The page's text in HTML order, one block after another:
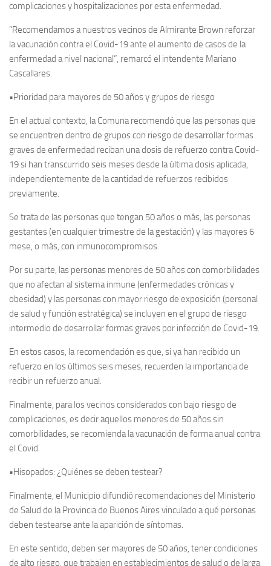
complicaciones y hospitalizaciones por esta enfermedad.
“Recomendamos a nuestros vecinos de Almirante Brown reforzar
la vacunación contra el Covid-19 ante el aumento de casos de la
enfermedad a nivel nacional”, remarcó el intendente Mariano
Cascallares.
•Prioridad para mayores de 50 años y grupos de riesgo
En el actual contexto, la Comuna recomendó que las personas que
se encuentren dentro de grupos con riesgo de desarrollar formas
graves de enfermedad reciban una dosis de refuerzo contra Covid-
19 si han transcurrido seis meses desde la última dosis aplicada,
independientemente de la cantidad de refuerzos recibidos
previamente.
Se trata de las personas que tengan 50 años o más, las personas
gestantes (en cualquier trimestre de la gestación) y las mayores 6
mese, o más, con inmunocompromisos.
Por su parte, las personas menores de 50 años con comorbilidades
que no afectan al sistema inmune (enfermedades crónicas y
obesidad) y las personas con mayor riesgo de exposición (personal
de salud y función estratégica) se incluyen en el grupo de riesgo
intermedio de desarrollar formas graves por infección de Covid-19.
En estos casos, la recomendación es que, si ya han recibido un
refuerzo en los últimos seis meses, recuerden la importancia de
recibir un refuerzo anual.
Finalmente, para los vecinos considerados con bajo riesgo de
complicaciones, es decir aquellos menores de 50 años sin
comorbilidades, se recomienda la vacunación de forma anual contra
el Covid.
•Hisopados: ¿Quiénes se deben testear?
Finalmente, el Municipio difundió recomendaciones del Ministerio
de Salud de la Provincia de Buenos Aires vinculado a qué personas
deben testearse ante la aparición de síntomas.
En este sentido, deben ser mayores de 50 años, tener condiciones
de alto riesgo, que trabajen en establecimientos de salud o de larga